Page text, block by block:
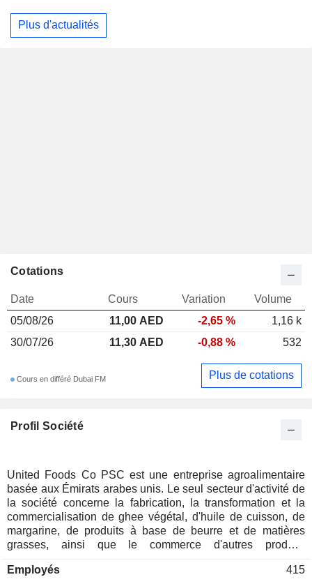
Plus d'actualités
Profil Société
United Foods Co PSC est une entreprise agroalimentaire
basée aux Émirats arabes unis. Le seul secteur d'activité de
la société concerne la fabrication, la transformation et la
commercialisation de ghee végétal, d'huile de cuisson, de
margarine, de produits à base de beurre et de matières
grasses, ainsi que le commerce d'autres produits
ghee, notamment le ghee de vache et le ghee végétal ; les
Employés 415
Cotations
Date Cours Variation
Volume
05/08/26
11,00 AED -2,65 %
1,16 k
30/07/26
11,30 AED -0,88 % 532
Cours en différé Dubai FM Plus de cotations